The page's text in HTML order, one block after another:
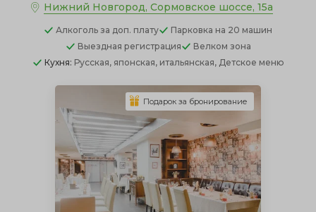
Нижний Новгород, Сормовское шоссе, 15а
Алкоголь за доп. плату Парковка на 20 машин
Выездная регистрация
Велком зона
Кухня: Русская, японская, итальянская, Детское меню
Подарок за бронирование